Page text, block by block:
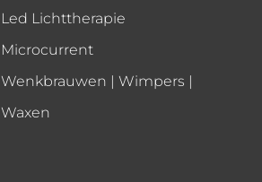
Led Lichttherapie
Microcurrent
Wenkbrauwen | Wimpers |
Waxen